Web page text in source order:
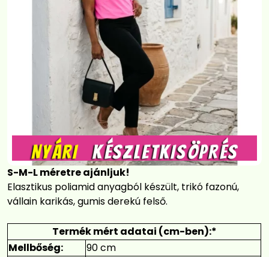
S-M-L méretre ajánljuk!
Elasztikus poliamid anyagból készült, trikó fazonú,
vállain karikás, gumis derekú felső.
Termék mért adatai (cm-ben):*
Mellbőség:
90 cm